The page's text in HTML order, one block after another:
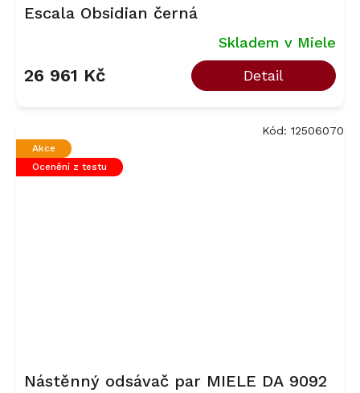
Escala Obsidian černá
Skladem v Miele
26 961 Kč Detail
Akce
Ocenění z testu
Nástěnný odsávač par MIELE DA 9092
Kód: 12506070